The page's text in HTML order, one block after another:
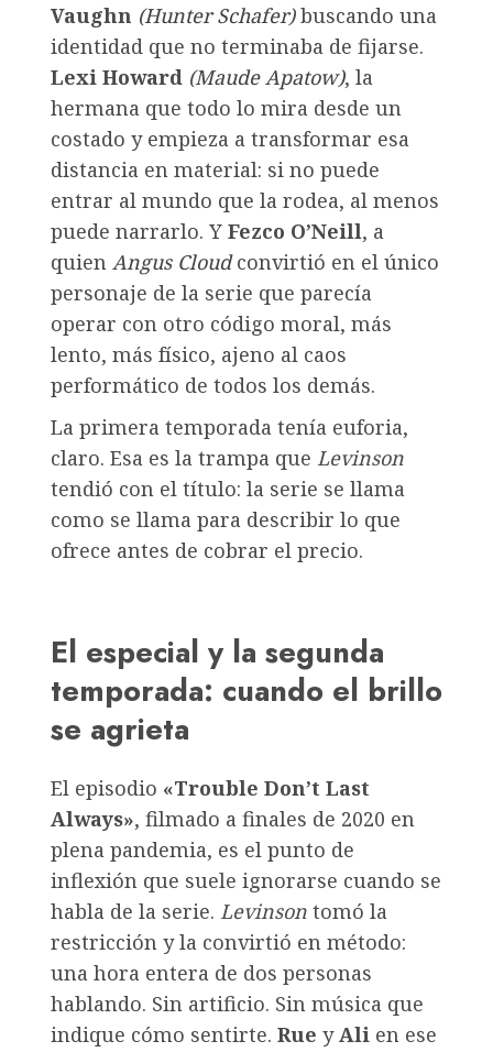
Vaughn (Hunter Schafer)buscando una
identidad que no terminaba de fijarse.
Lexi Howard (Maude Apatow), la
hermana que todo lo mira desde un
costado y empieza a transformar esa
distancia en material: si no puede
entrar al mundo que la rodea, al menos
puede narrarlo. Y Fezco O’Neill, a
quien Angus Cloudconvirtió en el único
personaje de la serie que parecía
operar con otro código moral, más
lento, más físico, ajeno al caos
performático de todos los demás.
La primera temporada tenía euforia,
claro. Esa es la trampa que Levinson
tendió con el título: la serie se llama
como se llama para describir lo que
ofrece antes de cobrar el precio.
El especial y la segunda
temporada: cuando el brillo
se agrieta
El episodio «Trouble Don’t Last
Always», filmado a finales de 2020 en
plena pandemia, es el punto de
inflexión que suele ignorarse cuando se
habla de la serie. Levinson tomó la
restricción y la convirtió en método:
una hora entera de dos personas
hablando. Sin artificio. Sin música que
indique cómo sentirte. Rue yAli en ese